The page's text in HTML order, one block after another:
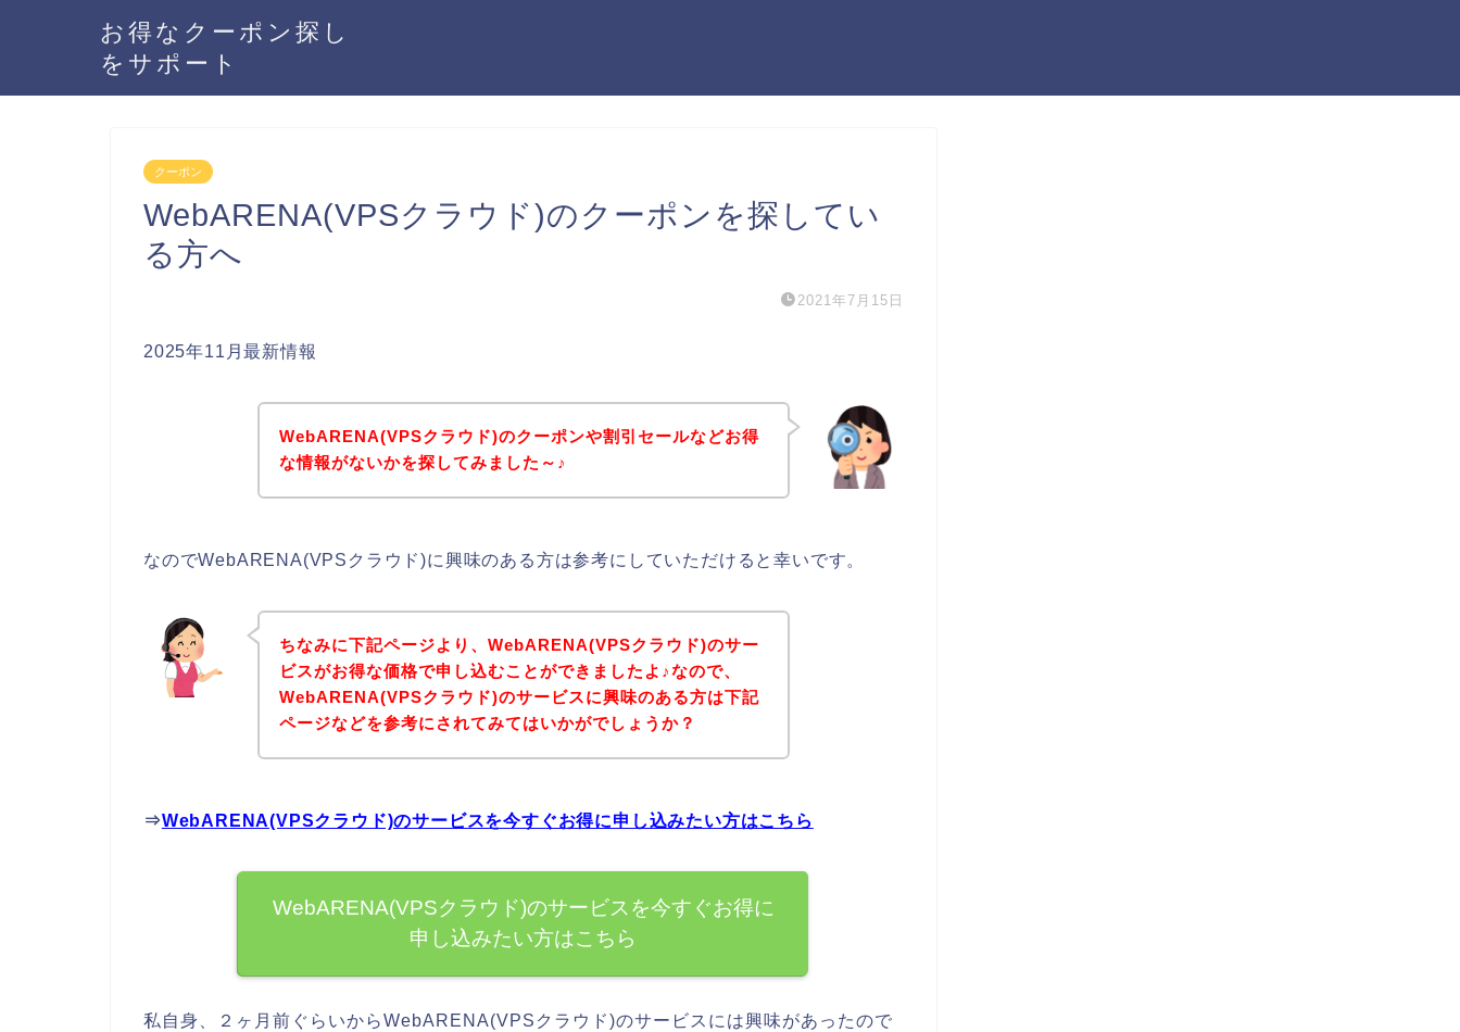
お得なクーポン探し
をサポート
クーポン
WebARENA(VPSクラウド)のクーポンを探してい
る方へ
2021年7月15日
2025年11月最新情報
WebARENA(VPSクラウド)のクーポンや割引セールなどお得
な情報がないかを探してみました～♪
なのでWebARENA(VPSクラウド)に興味のある方は参考にしていただけると幸いです。
ちなみに下記ページより、WebARENA(VPSクラウド)のサー
ビスがお得な価格で申し込むことができましたよ♪なので、
WebARENA(VPSクラウド)のサービスに興味のある方は下記
ページなどを参考にされてみてはいかがでしょうか？
⇒WebARENA(VPSクラウド)のサービスを今すぐお得に申し込みたい方はこちら
WebARENA(VPSクラウド)のサービスを今すぐお得に
申し込みたい方はこちら
私自身、２ヶ月前ぐらいからWebARENA(VPSクラウド)のサービスには興味があったので